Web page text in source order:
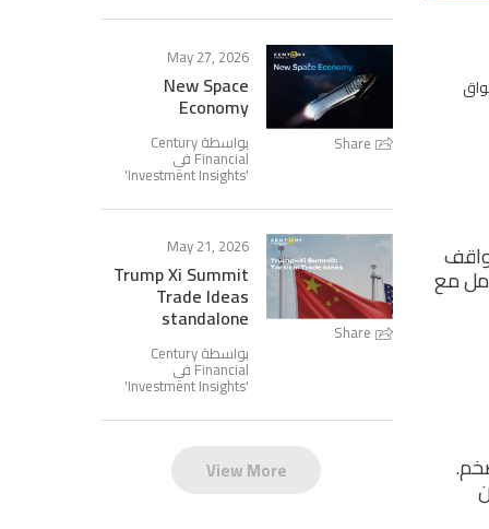
مع
في 2022 و 2023. من
Share
May 27, 2026
New Space
Economy
بواسطة Century
Financial في
'
Investment Insights
'
Share
May 21, 2026
Trump Xi Summit
Trade Ideas
standalone
بواسطة Century
Financial في
'
Investment Insights
'
View More